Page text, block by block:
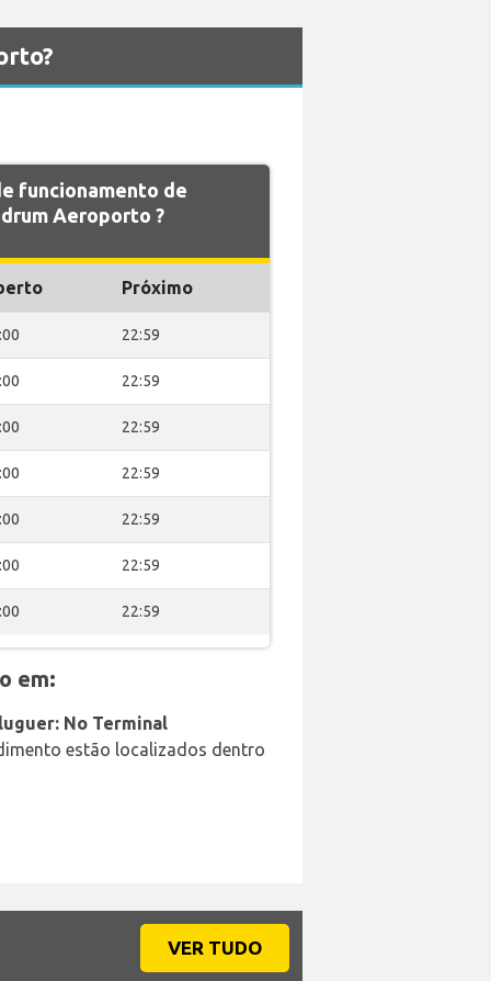
funcionamento de
Aeroporto ?
Próximo
22:59
22:59
22:59
22:59
22:59
22:59
22:59
em:
No Terminal
estão localizados dentro
VER TUDO